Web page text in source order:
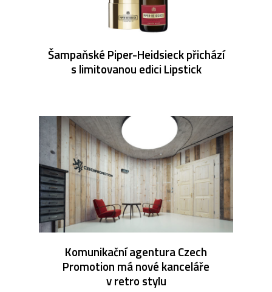
Šampaňské Piper-Heidsieck přichází
s limitovanou edici Lipstick
Komunikační agentura Czech
Promotion má nové kanceláře
v retro stylu